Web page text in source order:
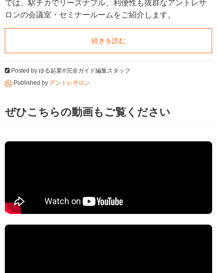
では、駅チカでリーズナブル、利便性も抜群なアントレサ
ロンの会議室・セミナールームをご紹介します。
続きを読む
Posted by ゆる起業®完全ガイド編集スタッフ
Published by アントレサロン
ぜひこちらの動画もご覧ください